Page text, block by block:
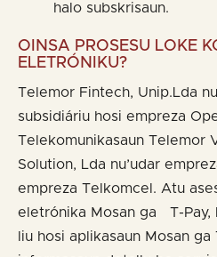
halo subskrisaun.
OINSA PROSESU LOKE
ELETRÓNIKU?
Telemor Fintech, Unip.Lda
subsidiáriu hosi empreza
Telekomunikasaun Telemor
Solution, Lda nu’udar
empreza Telkomcel. Atu
eletrónika Mosan ga T-Pay,
liu hosi aplikasaun Mosan